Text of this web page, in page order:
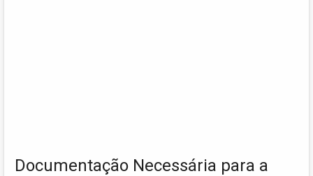
Documentação Necessária para a